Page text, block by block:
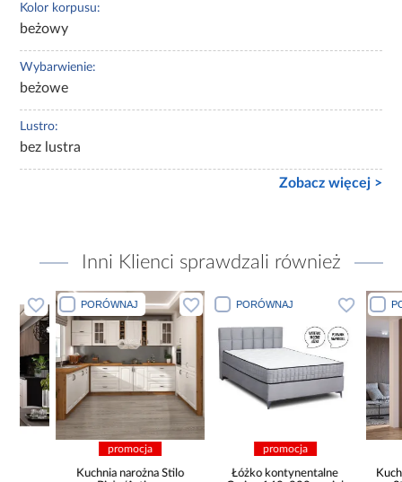
Kolor korpusu:
beżowy
Wybarwienie:
beżowe
Lustro:
bez lustra
Zobacz więcej >
Inni Klienci sprawdzali również
PORÓWNAJ
promocja
Kuchnia narożna Stilo
PORÓWNAJ
promocja
Łóżko kontynentalne
Kuchnia